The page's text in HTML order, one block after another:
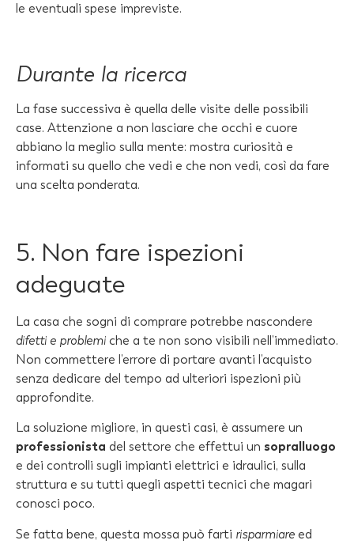
le eventuali spese impreviste.
Durante la ricerca
La fase successiva è quella delle visite delle possibili
case. Attenzione a non lasciare che occhi e cuore
abbiano la meglio sulla mente: mostra curiosità e
informati su quello che vedi e che non vedi, così da fare
una scelta ponderata.
5. Non fare ispezioni
adeguate
La casa che sogni di comprare potrebbe nascondere
difetti e problemi che a te non sono visibili nell’immediato.
Non commettere l’errore di portare avanti l’acquisto
senza dedicare del tempo ad ulteriori ispezioni più
approfondite.
La soluzione migliore, in questi casi, è assumere un
professionista del settore che effettui un sopralluogo
e dei controlli sugli impianti elettrici e idraulici, sulla
struttura e su tutti quegli aspetti tecnici che magari
conosci poco.
Se fatta bene, questa mossa può farti risparmiare ed